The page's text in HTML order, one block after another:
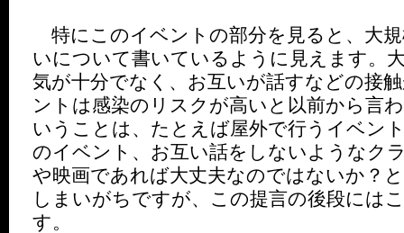
特にこのイベントの部分を見ると、大
いについて書いているように見えます。
気が十分でなく、お互いが話すなどの接
ントは感染のリスクが高いと以前から言
いうことは、たとえば屋外で行うイベン
のイベント、お互い話をしないようなク
や映画であれば大丈夫なのではないか？
しまいがちですが、この提言の後段には
す。